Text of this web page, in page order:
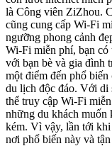
là Công viên ZiZhou.
cũng cung cấp Wi-Fi
ngưỡng phong cảnh
Wi-Fi miễn phí, bạn có
với bạn bè và gia
một điểm đến phổ
du lịch độc đáo. Với di
thể truy cập Wi-Fi
những du khách muốn
kém. Vì vậy, lần tới
nơi phổ biến này và